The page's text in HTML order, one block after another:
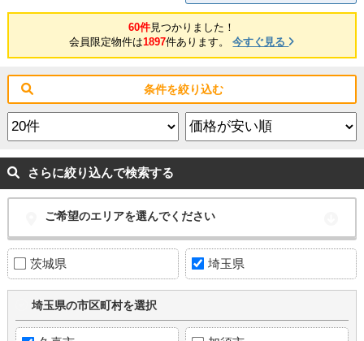
60件見つかりました！
会員限定物件は1897件あります。今すぐ見る
条件を絞り込む
さらに絞り込んで検索する
ご希望のエリアを選んでください
茨城県 埼玉県
埼玉県の市区町村を選択